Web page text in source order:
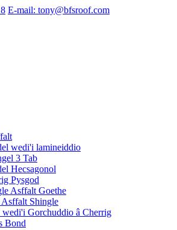
E-mail: tony@bfsroof.com
wedi'i lamineiddio
3 Tab
Hecsagonol
Pysgod
Asffalt Goethe
Asffalt Shingle
wedi'i Gorchuddio â Cherrig
Bond